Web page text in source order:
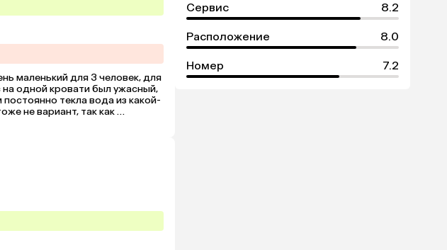
маленький для 3 человек, для
одной кровати был ужасный,
текла вода из какой-
не вариант, так как
Сервис 8.2
Расположение 8.0
Номер 7.2